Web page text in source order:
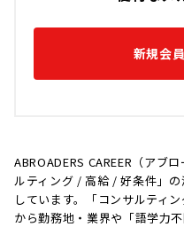
新規会
ABROADERS CAREER（アブ
ルティング / 高給 / 好条件」
しています。「コンサルティ
から勤務地・業界や「語学力